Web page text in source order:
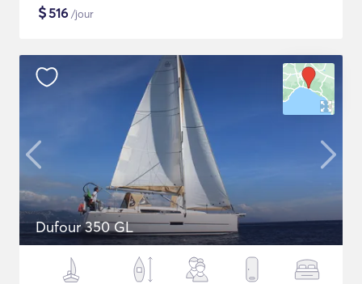
$516 /jour
Dufour 350 GL